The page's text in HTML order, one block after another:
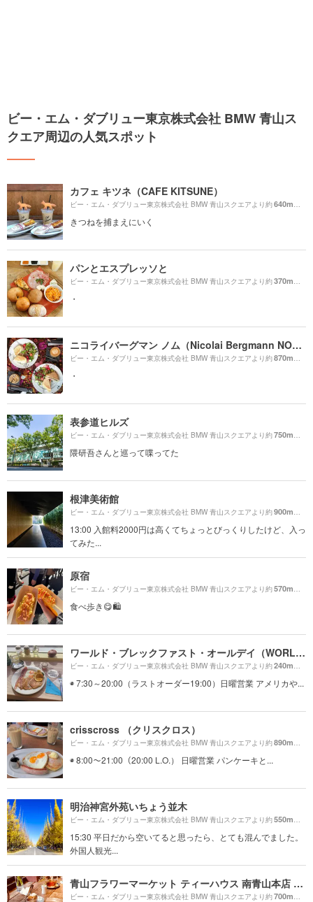
ビー・エム・ダブリュー東京株式会社 BMW 青山ス
クエア周辺の人気スポット
カフェ キツネ（CAFE KITSUNE）
ビー・エム・ダブリュー東京株式会社 BMW 青山スクエアより約640m
きつねを捕まえにいく
パンとエスプレッソと
ビー・エム・ダブリュー東京株式会社 BMW 青山スクエアより約370m
・
ニコライバーグマン ノム（Nicolai Bergmann NOMU ）
ビー・エム・ダブリュー東京株式会社 BMW 青山スクエアより約870m
・
表参道ヒルズ
ビー・エム・ダブリュー東京株式会社 BMW 青山スクエアより約750m
隈研吾さんと巡って喋ってた
根津美術館
ビー・エム・ダブリュー東京株式会社 BMW 青山スクエアより約900m
13:00 入館料2000円は高くてちょっとびっくりしたけど、入っ
てみた...
原宿
ビー・エム・ダブリュー東京株式会社 BMW 青山スクエアより約570m
食べ歩き😋🛍
ワールド・ブレックファスト・オールデイ（WORLD BREAKFAST ALLDAY）
ビー・エム・ダブリュー東京株式会社 BMW 青山スクエアより約240m
◉ 7:30～20:00（ラストオーダー19:00）日曜営業 アメリカや...
crisscross （クリスクロス）
ビー・エム・ダブリュー東京株式会社 BMW 青山スクエアより約890m
◉ 8:00〜21:00（20:00 L.O.） 日曜営業 パンケーキと...
明治神宮外苑いちょう並木
ビー・エム・ダブリュー東京株式会社 BMW 青山スクエアより約550m
15:30 平日だから空いてると思ったら、とても混んでました。
外国人観光...
青山フラワーマーケット ティーハウス 南青山本店 （Aoyama Flower Market TEA HOUSE）
ビー・エム・ダブリュー東京株式会社 BMW 青山スクエアより約700m